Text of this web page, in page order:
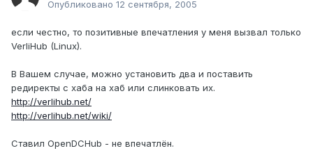
Опубликовано 12 сентября, 2005
если честно, то позитивные впечатления у меня вызвал только
VerliHub (Linux).
В Вашем случае, можно установить два и поставить
редиректы с хаба на хаб или слинковать их.
http://verlihub.net/
http://verlihub.net/wiki/
Ставил OpenDCHub - не впечатлён.